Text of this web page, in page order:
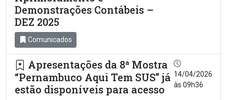
Demonstrações Contábeis –
DEZ 2025
Comunicados
Apresentações da 8ª Mostra
“Pernambuco Aqui Tem SUS” já
estão disponíveis para acesso
14/04/2026
às 09h36